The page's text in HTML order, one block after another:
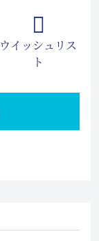
ウイッシュリス
ト